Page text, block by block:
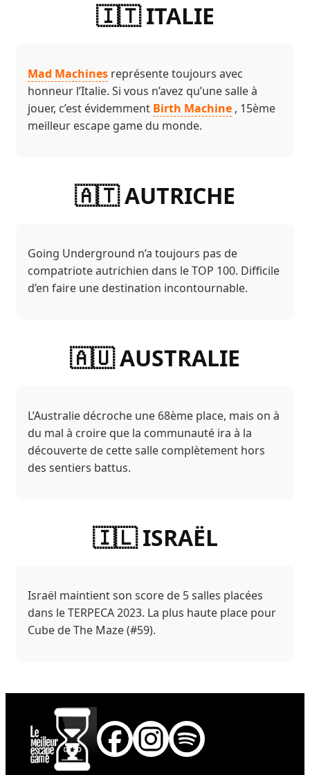
🇮🇹 ITALIE
Mad Machines représente toujours avec
honneur l’Italie. Si vous n’avez qu’une salle à
jouer, c’est évidemment Birth Machine , 15ème
meilleur escape game du monde.
🇦🇹 AUTRICHE
Going Underground n’a toujours pas de
compatriote autrichien dans le TOP 100. Difficile
d’en faire une destination incontournable.
🇦🇺 AUSTRALIE
L’Australie décroche une 68ème place, mais on à
du mal à croire que la communauté ira à la
découverte de cette salle complètement hors
des sentiers battus.
🇮🇱 ISRAËL
Israël maintient son score de 5 salles placées
dans le TERPECA 2023. La plus haute place pour
Cube de The Maze (#59).